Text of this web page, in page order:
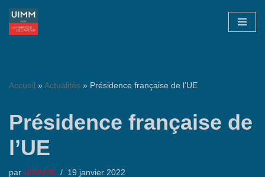
Aller
Accueil »Actualités » Présidence française de l’UE
Présidence française de
l’UE
par UIMM36 19 janvier 2022